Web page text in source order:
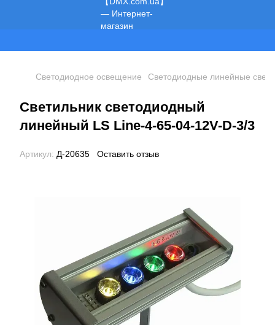
Светодиодное освещение Светодиодные линейные
Светильник светодиодный
линейный LS Line-4-65-04-12V-D-3/3
Артикул: Д-20635 Оставить отзыв